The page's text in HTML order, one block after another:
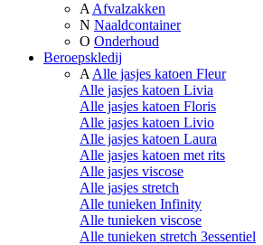
A Afvalzakken
N Naaldcontainer
O Onderhoud
Beroepskledij
A Alle jasjes katoen Fleur
Alle jasjes katoen Livia
Alle jasjes katoen Floris
Alle jasjes katoen Livio
Alle jasjes katoen Laura
Alle jasjes katoen met rits
Alle jasjes viscose
Alle jasjes stretch
Alle tunieken Infinity
Alle tunieken viscose
Alle tunieken stretch 3essentiel